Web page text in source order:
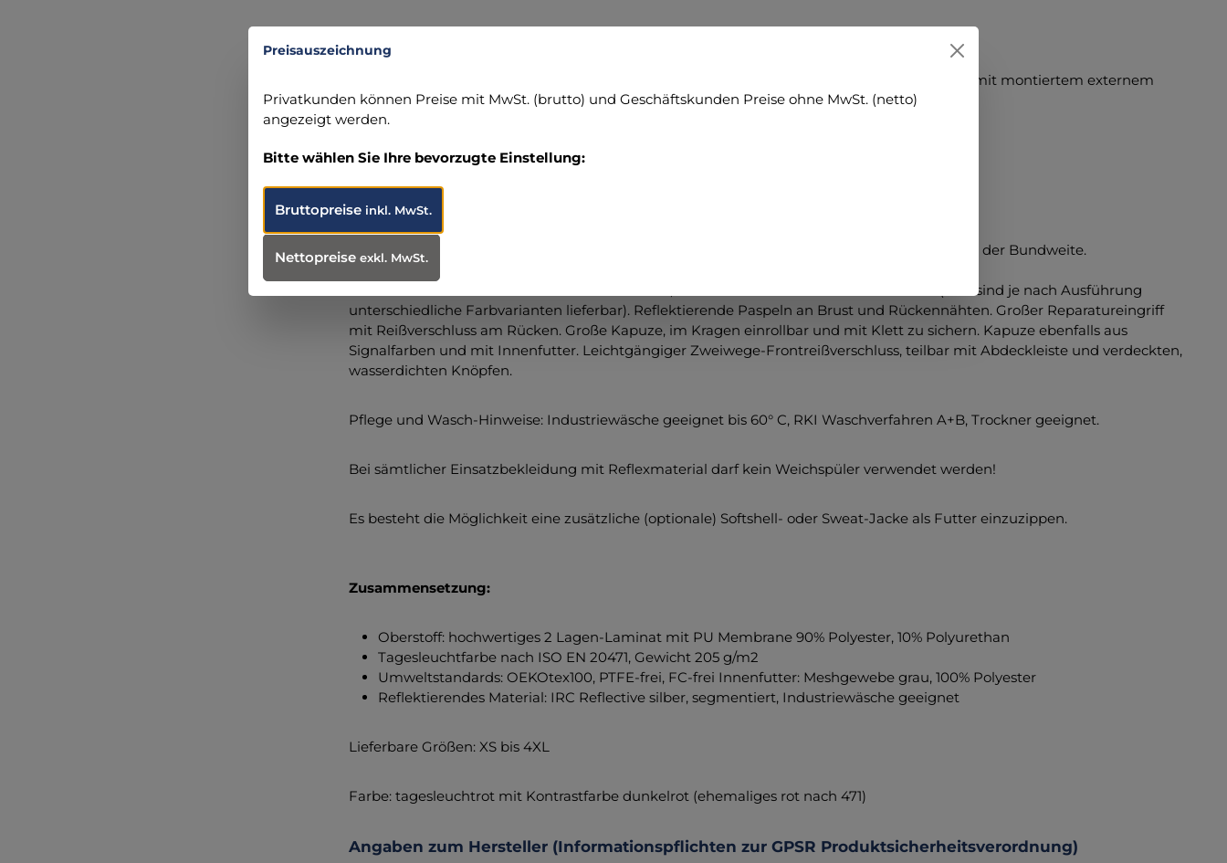
zwei davon mit Blende und reflektierender Paspel
Eine Funkgerätetasche auf der rechten Brustseite (passend für TETRA Handfunkgeräte mit montiertem externem
Mikrophon).
Eine große Innentasche im Futter
darunter Klettfläche für ein Qualifikationsabzeichen
Kordelzug mit Stopper zum Regulieren der Taillenweite. Kordel mit Stopper zum Regulieren der Bundweite.
Kontrastfarb-Einsätze im Bereich der Schultern, des Saumes und der Ärmelabschlüsse (Hier sind je nach Ausführung
unterschiedliche Farbvarianten lieferbar). Reflektierende Paspeln an Brust und Rückennähten. Großer Reparatureingriff
mit Reißverschluss am Rücken. Große Kapuze, im Kragen einrollbar und mit Klett zu sichern. Kapuze ebenfalls aus
Signalfarben und mit Innenfutter. Leichtgängiger Zweiwege-Frontreißverschluss, teilbar mit Abdeckleiste und verdeckten,
wasserdichten Knöpfen.
Pflege und Wasch-Hinweise: Industriewäsche geeignet bis 60° C, RKI Waschverfahren A+B, Trockner geeignet.
Bei sämtlicher Einsatzbekleidung mit Reflexmaterial darf kein Weichspüler verwendet werden!
Es besteht die Möglichkeit eine zusätzliche (optionale) Softshell- oder Sweat-Jacke als Futter einzuzippen.
Zusammensetzung:
Oberstoff: hochwertiges 2 Lagen-Laminat mit PU Membrane 90% Polyester, 10% Polyurethan
Tagesleuchtfarbe nach ISO EN 20471, Gewicht 205 g/m2
Umweltstandards: OEKOtex100, PTFE-frei, FC-frei Innenfutter: Meshgewebe grau, 100% Polyester
Reflektierendes Material: IRC Reflective silber, segmentiert, Industriewäsche geeignet
Lieferbare Größen: XS bis 4XL
Farbe: tagesleuchtrot mit Kontrastfarbe dunkelrot (ehemaliges rot nach 471)
Angaben zum Hersteller (Informationspflichten zur GPSR Produktsicherheitsverordnung)
Preisauszeichnung
Privatkunden können Preise mit MwSt. (brutto) und Geschäftskunden Preise ohne MwSt. (netto)
angezeigt werden.
Bitte wählen Sie Ihre bevorzugte Einstellung:
Bruttopreise inkl. MwSt.
Nettopreise exkl. MwSt.